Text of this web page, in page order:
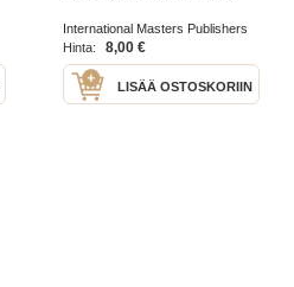
International Masters Publishers
BV 2004
Hinta: 8,00 €
LISÄÄ OSTOSKORIIN